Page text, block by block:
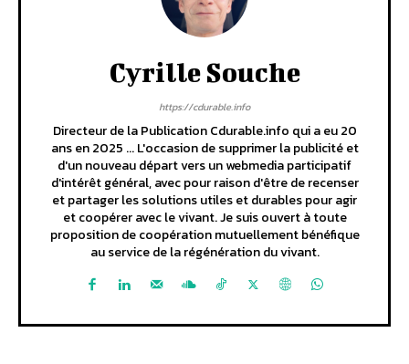
Cyrille Souche
https://cdurable.info
Directeur de la Publication Cdurable.info qui a eu 20
ans en 2025 ... L'occasion de supprimer la publicité et
d'un nouveau départ vers un webmedia participatif
d'intérêt général, avec pour raison d'être de recenser
et partager les solutions utiles et durables pour agir
et coopérer avec le vivant. Je suis ouvert à toute
proposition de coopération mutuellement bénéfique
au service de la régénération du vivant.